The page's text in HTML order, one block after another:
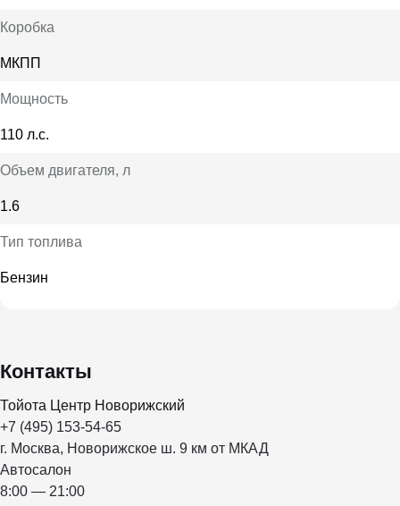
Коробка
МКПП
Мощность
110 л.с.
Объем двигателя, л
1.6
Тип топлива
Бензин
Контакты
Тойота Центр Новорижский
+7 (495) 153-54-65
г. Москва, Новорижское ш. 9 км от МКАД
Автосалон
8:00 — 21:00